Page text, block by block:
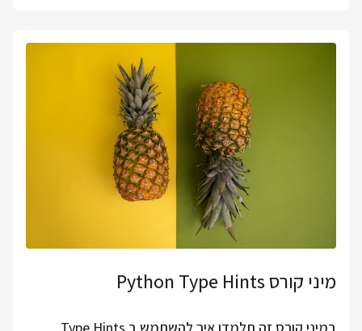
מיני קורס Python Type Hints
במיני קורס זה תלמדו איך להשתמש ב Type Hints